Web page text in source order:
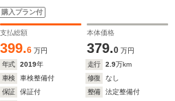
ター(フロント/リヤ)
購入プラン付
支払総額
399.6 万円
本体価格
379.0 万円
年式
2019年 走行 2.9万km
車検
車検整備付 修復
なし
保証
保証付 整備
法定整備付